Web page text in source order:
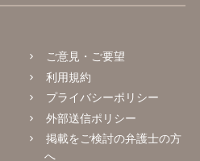
ご意見・ご要望
利用規約
プライバシーポリシー
外部送信ポリシー
掲載をご検討の弁護士の方
へ